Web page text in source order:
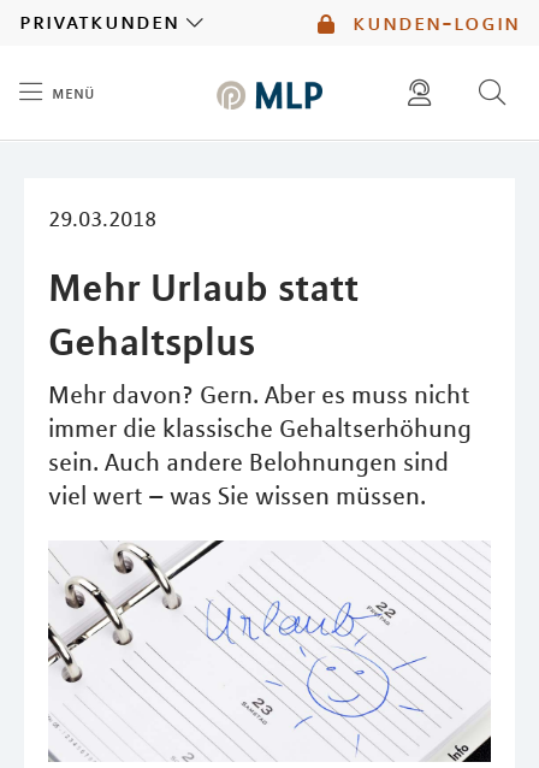
kunden-login
privatkunden
menü
29.03.2018
Mehr Urlaub statt
Gehaltsplus
Mehr davon? Gern. Aber es muss nicht
immer die klassische Gehaltserhöhung
sein. Auch andere Belohnungen sind
viel wert – was Sie wissen müssen.